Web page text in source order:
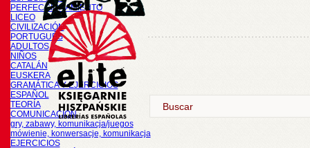
PERFECCIONAMIENTO
LICEO
CIVILIZACIÓN
PORTUGUÉS
ADULTOS
NIÑOS
CATALÁN
EUSKERA
GRAMÁTICA Y EJERCICIOS
ESPAÑOL
TEORÍA
COMUNICACIÓN
gry, zabawy, komunikacja/juegos
mówienie, konwersacje, komunikacja
EJERCICIOS